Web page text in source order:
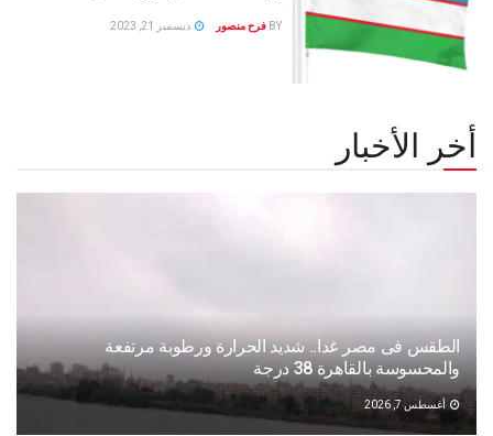
BY فرح منصور ديسمبر 21, 2023
أخر الأخبار
الطقس فى مصر غدا.. شديد الحرارة ورطوبة مرتفعة
والمحسوسة بالقاهرة 38 درجة
أغسطس 7, 2026